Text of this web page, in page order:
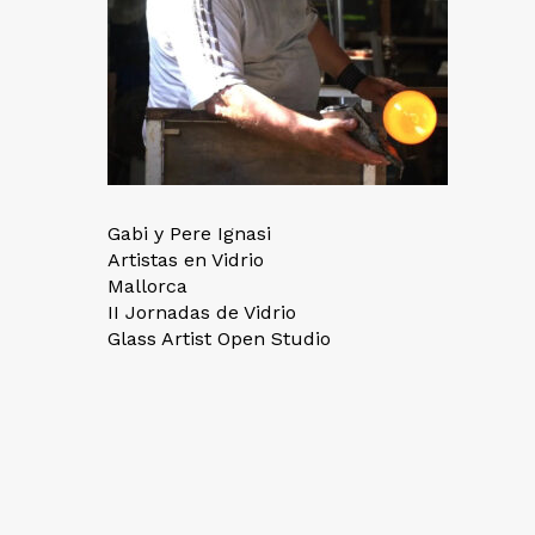
Gabi y Pere Ignasi
Artistas en Vidrio
Mallorca
II Jornadas de Vidrio
Glass Artist Open Studio